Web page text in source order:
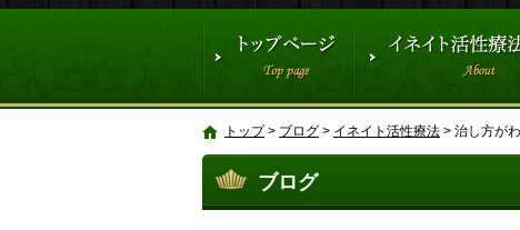
トップ> ブログ > イネイト活性療法 > 治し方が
ブログ